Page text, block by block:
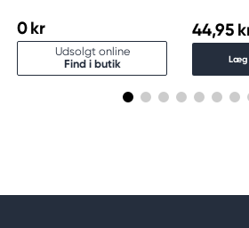
0 kr
Udsolgt online
Find i butik
44,95
Læg